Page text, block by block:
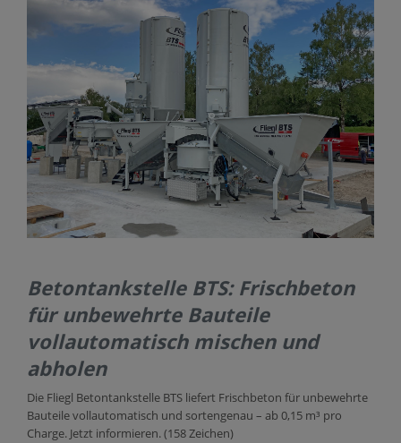
KONTAKT
Betontankstelle BTS: Frischbeton
für unbewehrte Bauteile
vollautomatisch mischen und
abholen
Die Fliegl Betontankstelle BTS liefert Frischbeton für unbewehrte
Bauteile vollautomatisch und sortengenau – ab 0,15 m³ pro
Charge. Jetzt informieren. (158 Zeichen)